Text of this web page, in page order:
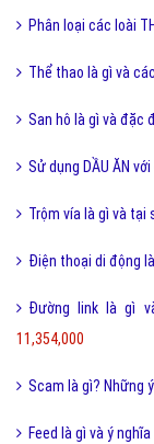
Phân loại các loài
Thể thao là gì và
San hô là gì và đặc
Sử dụng DẦU ĂN
Trộm vía là gì và tại
Điện thoại di động
Đường link là gì
11,354,000
Scam là gì? Những
Feed là gì và ý